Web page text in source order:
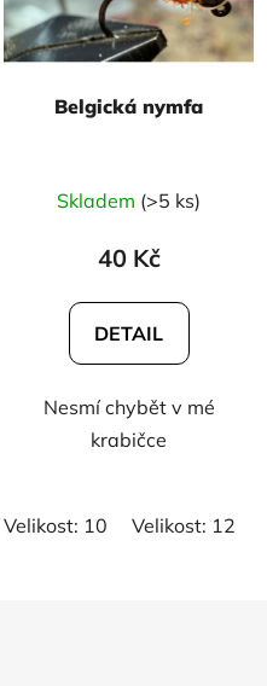
Belgická nymfa
Skladem (>5 ks)
40 Kč
DETAIL
Nesmí chybět v mé
krabičce
Velikost: 10 Velikost: 12